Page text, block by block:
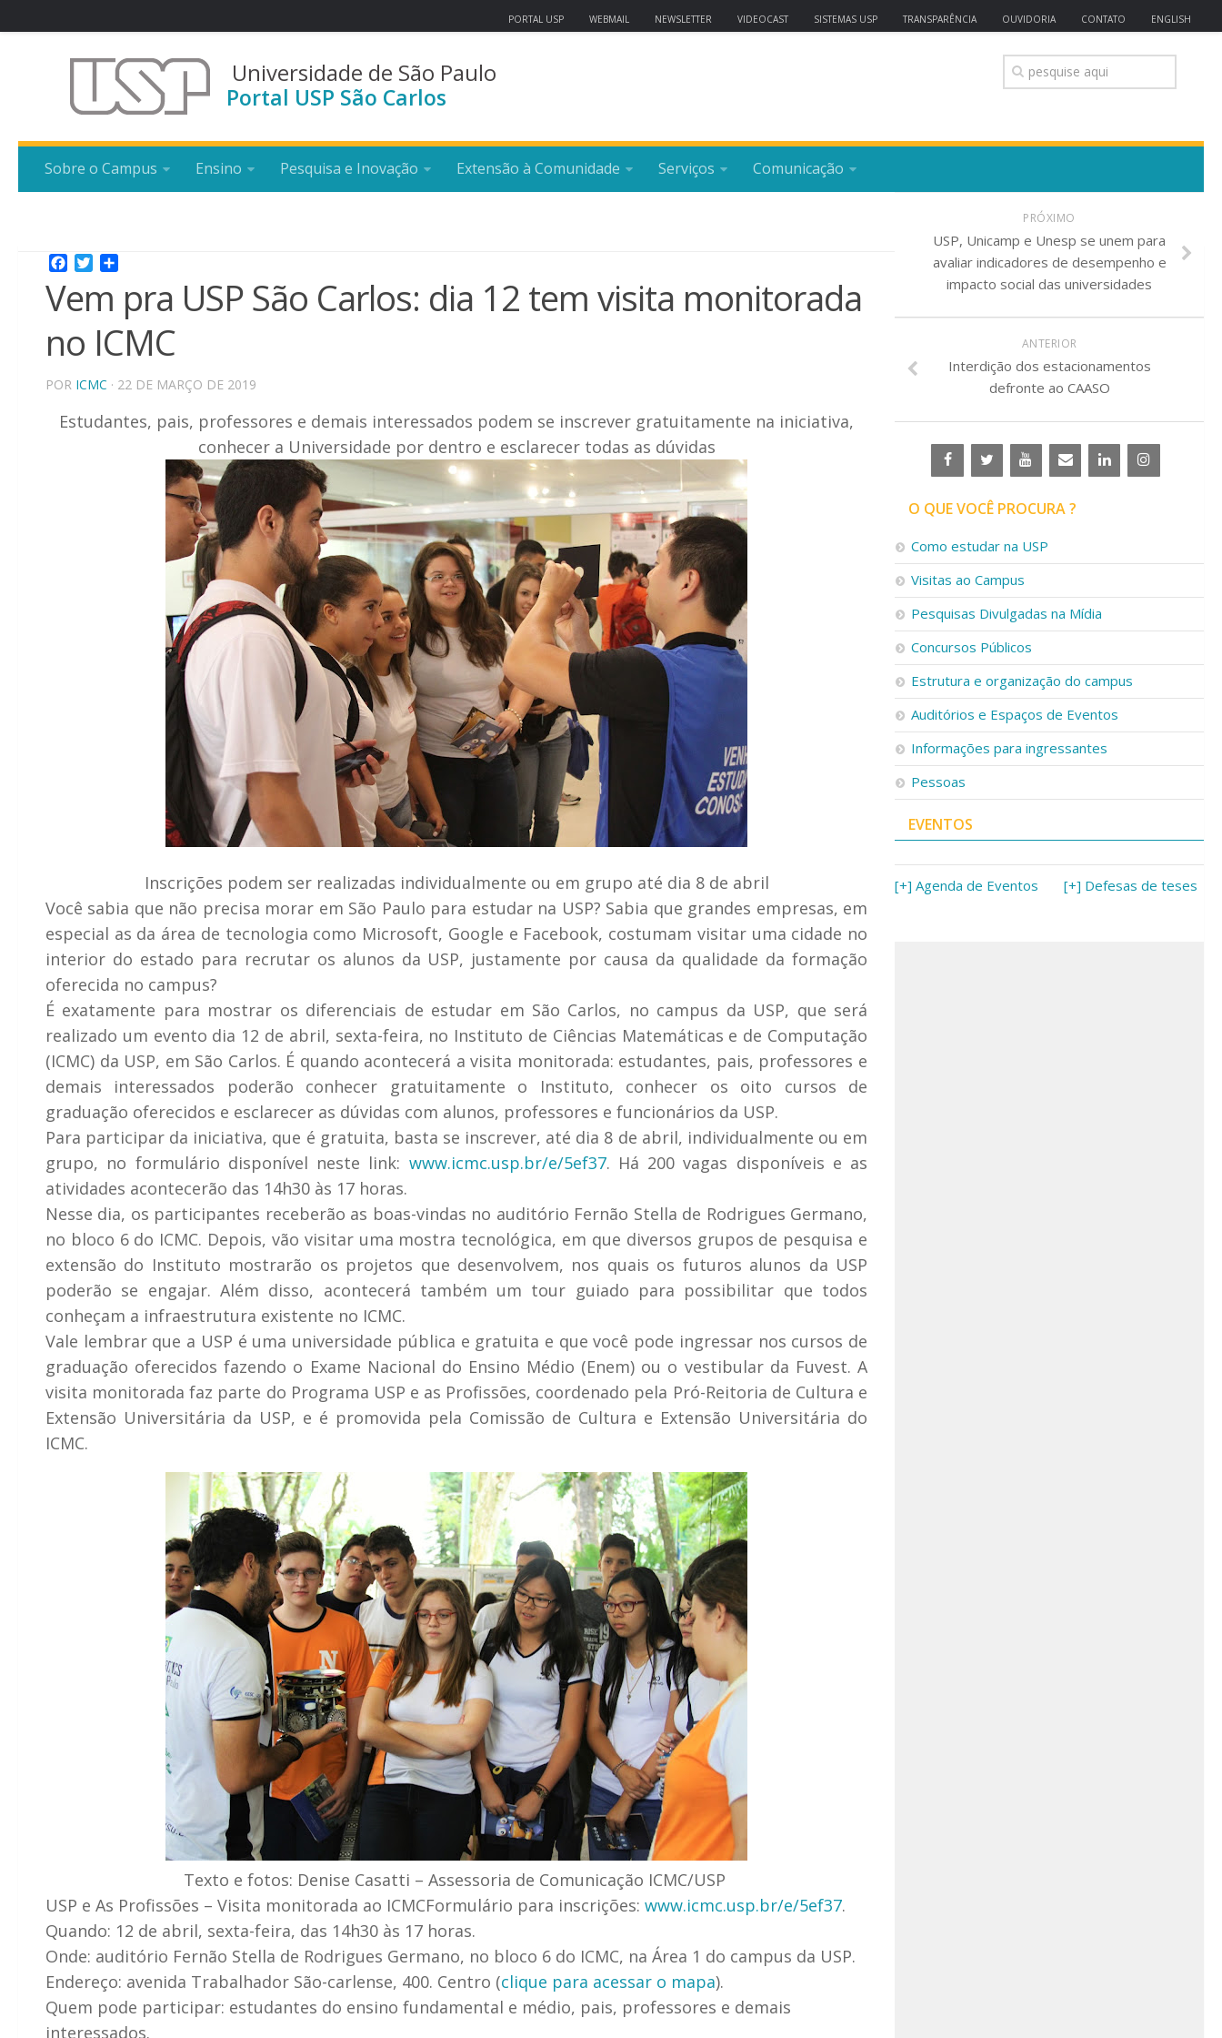
PORTAL USP WEBMAIL NEWSLETTER VIDEOCAST SISTEMAS USP TRANSPARÊNCIA OUVIDORIA CONTATO ENGLISH
Universidade de São Paulo
Portal USP São Carlos
Sobre o Campus Ensino Pesquisa e Inovação Extensão à Comunidade Serviços Comunicação
Facebook
Twitter
Vem pra USP São Carlos: dia 12 tem visita monitorada
no ICMC
POR ICMC · 22 DE MARÇO DE 2019
Estudantes, pais, professores e demais interessados podem se inscrever gratuitamente na iniciativa,
conhecer a Universidade por dentro e esclarecer todas as dúvidas
Inscrições podem ser realizadas individualmente ou em grupo até dia 8 de abril
Você sabia que não precisa morar em São Paulo para estudar na USP? Sabia que grandes empresas, em
especial as da área de tecnologia como Microsoft, Google e Facebook, costumam visitar uma cidade no
interior do estado para recrutar os alunos da USP, justamente por causa da qualidade da formação
oferecida no campus?
É exatamente para mostrar os diferenciais de estudar em São Carlos, no campus da USP, que será
realizado um evento dia 12 de abril, sexta-feira, no Instituto de Ciências Matemáticas e de Computação
(ICMC) da USP, em São Carlos. É quando acontecerá a visita monitorada: estudantes, pais, professores e
demais interessados poderão conhecer gratuitamente o Instituto, conhecer os oito cursos de
graduação oferecidos e esclarecer as dúvidas com alunos, professores e funcionários da USP.
Para participar da iniciativa, que é gratuita, basta se inscrever, até dia 8 de abril, individualmente ou em
grupo, no formulário disponível neste link: www.icmc.usp.br/e/5ef37. Há 200 vagas disponíveis e as
atividades acontecerão das 14h30 às 17 horas.
Nesse dia, os participantes receberão as boas-vindas no auditório Fernão Stella de Rodrigues Germano,
no bloco 6 do ICMC. Depois, vão visitar uma mostra tecnológica, em que diversos grupos de pesquisa e
extensão do Instituto mostrarão os projetos que desenvolvem, nos quais os futuros alunos da USP
poderão se engajar. Além disso, acontecerá também um tour guiado para possibilitar que todos
conheçam a infraestrutura existente no ICMC.
Vale lembrar que a USP é uma universidade pública e gratuita e que você pode ingressar nos cursos de
graduação oferecidos fazendo o Exame Nacional do Ensino Médio (Enem) ou o vestibular da Fuvest. A
visita monitorada faz parte do Programa USP e as Profissões, coordenado pela Pró-Reitoria de Cultura e
Extensão Universitária da USP, e é promovida pela Comissão de Cultura e Extensão Universitária do
ICMC.
Texto e fotos: Denise Casatti – Assessoria de Comunicação ICMC/USP
USP e As Profissões – Visita monitorada ao ICMCFormulário para inscrições: www.icmc.usp.br/e/5ef37.
Quando: 12 de abril, sexta-feira, das 14h30 às 17 horas.
Onde: auditório Fernão Stella de Rodrigues Germano, no bloco 6 do ICMC, na Área 1 do campus da USP.
Endereço: avenida Trabalhador São-carlense, 400. Centro (clique para acessar o mapa).
Quem pode participar: estudantes do ensino fundamental e médio, pais, professores e demais
interessados.
PRÓXIMO
USP, Unicamp e Unesp se unem para
avaliar indicadores de desempenho e
impacto social das universidades
ANTERIOR
Interdição dos estacionamentos
defronte ao CAASO
O QUE VOCÊ PROCURA ?
Como estudar na USP
Visitas ao Campus
Pesquisas Divulgadas na Mídia
Concursos Públicos
Estrutura e organização do campus
Auditórios e Espaços de Eventos
Informações para ingressantes
Pessoas
EVENTOS
[+] Agenda de Eventos [+] Defesas de teses